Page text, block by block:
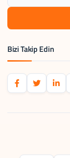
Bizi Takip Edin